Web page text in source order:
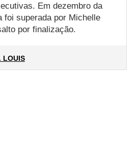
Em dezembro da
foi superada por Michelle
por finalização.
LOUIS